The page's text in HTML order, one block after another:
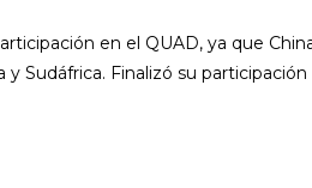
en el QUAD, ya que
Sudáfrica. Finalizó su